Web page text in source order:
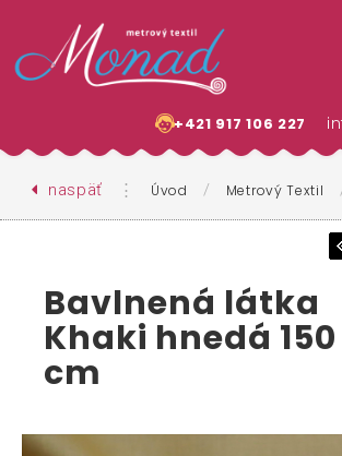
+421 917 106 227
naspäť ⋮ Úvod / Metrový Textil
Bavlnená látka
Khaki hnedá 150
cm